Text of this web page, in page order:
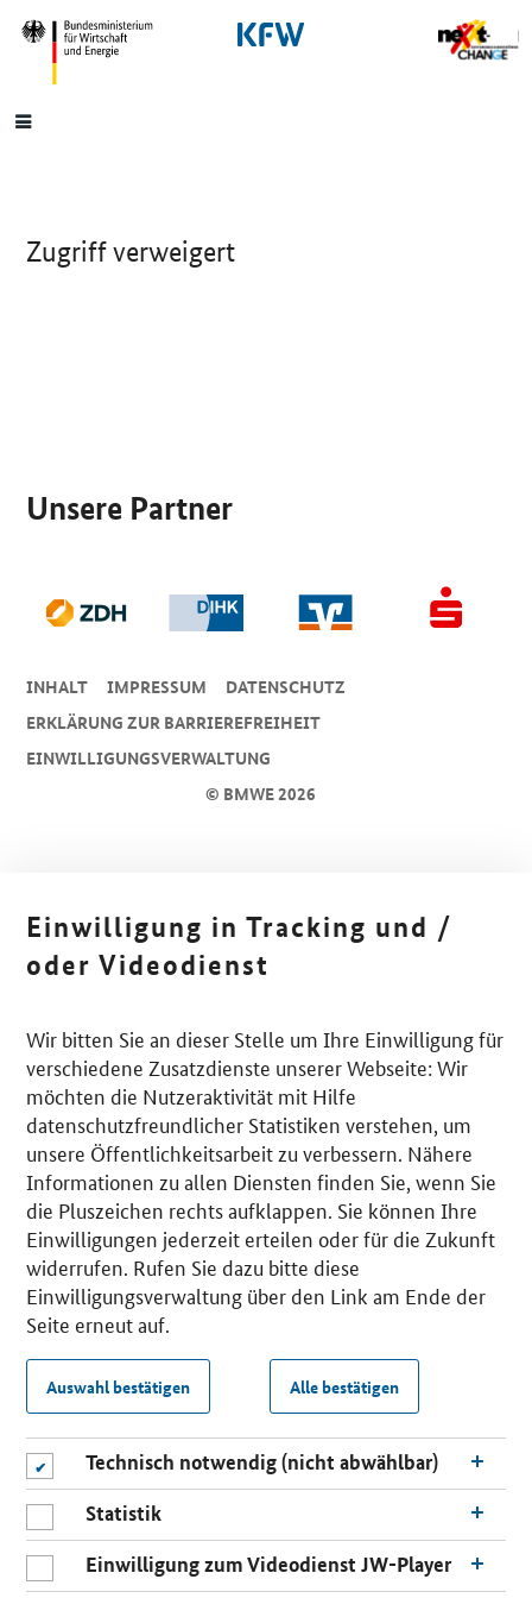
SrOnlyNavigation
Hauptmenü
Zugriff verweigert
Unsere Partner
© BMWE 2026
INHALT IMPRESSUM
DA­TEN­SCHUTZ
ERKLÄRUNG ZUR BARRIEREFREIHEIT
EINWILLIGUNGSVERWALTUNG
Einwilligung in Tracking und /
oder Videodienst
Wir bitten Sie an dieser Stelle um Ihre Einwilligung für
verschiedene Zusatzdienste unserer Webseite: Wir
möchten die Nutzeraktivität mit Hilfe
datenschutzfreundlicher Statistiken verstehen, um
unsere Öffentlichkeitsarbeit zu verbessern. Nähere
Informationen zu allen Diensten finden Sie, wenn Sie
die Pluszeichen rechts aufklappen. Sie können Ihre
Einwilligungen jederzeit erteilen oder für die Zukunft
widerrufen. Rufen Sie dazu bitte diese
Einwilligungsverwaltung über den Link am Ende der
Seite erneut auf.
Auswahl bestätigen Alle bestätigen
Technisch notwendig (nicht abwählbar)
Statistik
Einwilligung zum Videodienst JW-Player